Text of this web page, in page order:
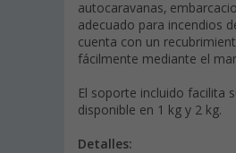
autocaravanas,
adecuado para incendios
cuenta con un
fácilmente mediante el
El soporte incluido facilita
disponible en 1 kg y 2 kg.
Detalles: